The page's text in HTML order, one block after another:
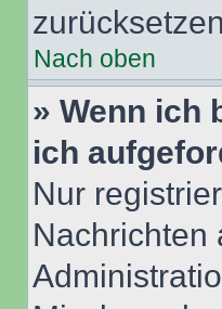
Nach oben
» Wenn ich
ich
Nur
Nachrichten